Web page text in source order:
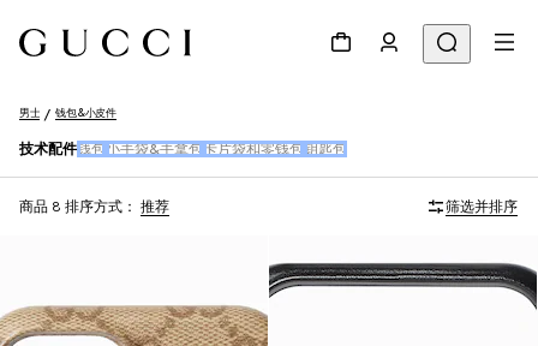
男士 钱包&小皮件
技术配件 钱包 小手袋&手拿包 卡片袋和零钱包 钥匙包
商品 8 排序方式： 推荐 筛选并排序